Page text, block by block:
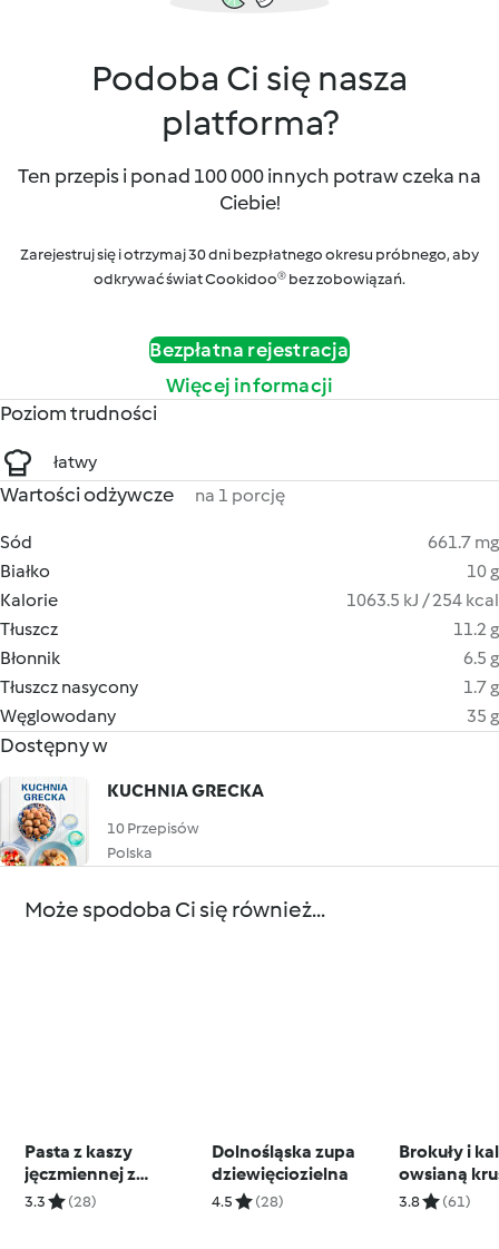
Podoba Ci się nasza
platforma?
Ten przepis i ponad 100 000 innych potraw czeka na
Ciebie!
Zarejestruj się i otrzymaj 30 dni bezpłatnego okresu próbnego, aby
odkrywać świat Cookidoo® bez zobowiązań.
Bezpłatna rejestracja
Więcej informacji
Poziom trudności
łatwy
Wartości odżywcze na 1 porcję
Sód
661.7 mg
Białko
10 g
Kalorie
1063.5 kJ / 254 kcal
Tłuszcz
11.2 g
Błonnik
6.5 g
Tłuszcz nasycony
1.7 g
Węglowodany
35 g
Dostępny w
KUCHNIA GRECKA
10 Przepisów
Polska
Może spodoba Ci się również...
Pasta z kaszy
jęczmiennej z
suszonymi
3.3 (28)
Dolnośląska zupa
dziewięciozielna
4.5 (28)
Brokuły i
owsianą
3.8 (61)